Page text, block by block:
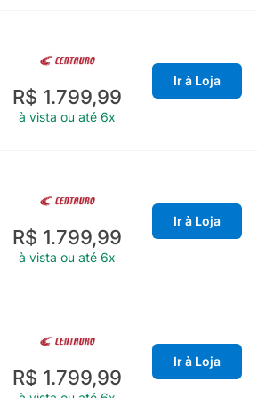
R$ 1.799,99
à vista ou até 6x
Ir à Loja
R$ 1.799,99
à vista ou até 6x
Ir à Loja
R$ 1.799,99
Ir à Loja